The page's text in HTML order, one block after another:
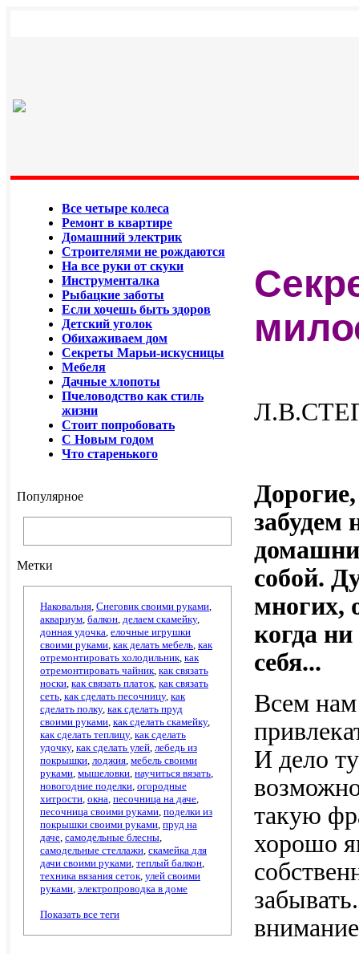
Все четыре колеса
Ремонт в квартире
Домашний электрик
Строителями не рождаются
На все руки от скуки
Инструменталка
Рыбацкие заботы
Если хочешь быть здоров
Детский уголок
Обихаживаем дом
Секреты Марьи-искусницы
Мебеля
Дачные хлопоты
Пчеловодство как стиль
жизни
Стоит попробовать
С Новым годом
Что старенького
Популярное
Метки
Наковальня, Снеговик своими руками,
аквариум, балкон, делаем скамейку,
донная удочка, елочные игрушки
своими руками, как делать мебель, как
отремонтировать холодильник, как
отремонтировать чайник, как связать
носки, как связать платок, как связать
сеть, как сделать песочницу, как
сделать полку, как сделать пруд
своими руками, как сделать скамейку,
как сделать теплицу, как сделать
удочку, как сделать улей, лебедь из
покрышки, лоджия, мебель своими
руками, мышеловки, научиться вязать,
новогодние поделки, огородные
хитрости, окна, песочница на даче,
песочница своими руками, поделки из
покрышки своими руками, пруд на
даче, самодельные блесны,
самодельные стеллажи, скамейка для
дачи своими руками, теплый балкон,
техника вязания сеток, улей своими
руками, электропроводка в доме
Показать все теги
забудем
собой.
многих,
когда
себя...
Всем нам
И дело
такую
хорошо